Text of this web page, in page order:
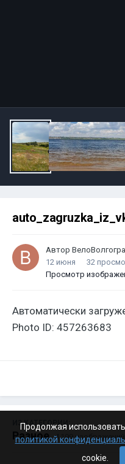
Автор
12 июня
32
Просмотр
Автоматически
Photo ID: 457263683
ИЗ КАТЕГОРИИ:
Разное · 4 199 изображений
Продолжая
политикой
cookie.